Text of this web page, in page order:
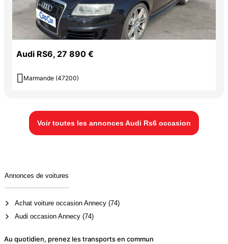
Audi RS6, 27 890 €
 Marmande (47200)
Voir toutes les annonces Audi Rs6 occasion
Annonces de voitures
Achat voiture occasion Annecy (74)
Audi occasion Annecy (74)
Au quotidien, prenez les transports en commun